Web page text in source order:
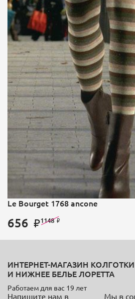
Le Bourget 1768 ancone
656 1148
ИНТЕРНЕТ-МАГАЗИН КОЛГОТКИ
И НИЖНЕЕ БЕЛЬЕ ЛОРЕТТА
Работаем для вас 19 лет
Напишите нам в Мы в